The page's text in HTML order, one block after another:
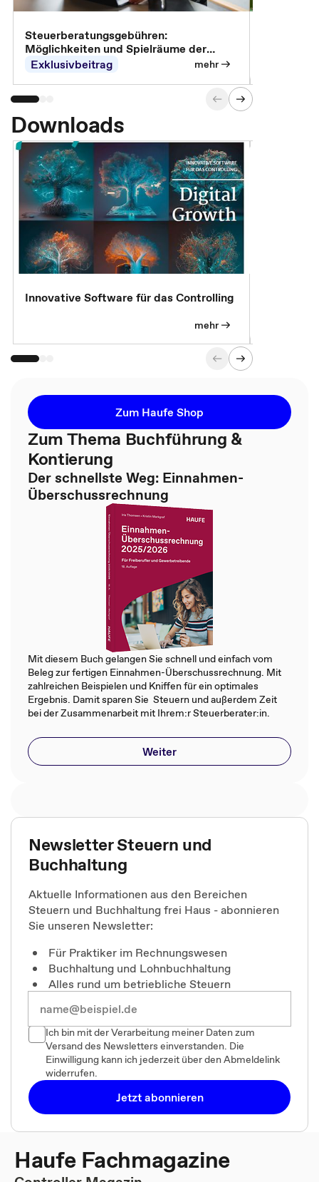
Steuerberatungsgebühren:
Möglichkeiten und Spielräume der
Abrechnung
Exklusivbeitrag mehr
Downloads
Innovative Software für das Controlling
mehr
Zum Haufe Shop
Zum Thema Buchführung &
Kontierung
Der schnellste Weg: Einnahmen-
Überschussrechnung
Mit diesem Buch gelangen Sie schnell und einfach vom
Beleg zur fertigen Einnahmen-Überschussrechnung. Mit
zahlreichen Beispielen und Kniffen für ein optimales
Ergebnis. Damit sparen Sie Steuern und außerdem Zeit
bei der Zusammenarbeit mit Ihrem:r Steuerberater:in.
Weiter
Newsletter Steuern und
Buchhaltung
Aktuelle Informationen aus den Bereichen
Steuern und Buchhaltung frei Haus - abonnieren
Sie unseren Newsletter:
Für Praktiker im Rechnungswesen
Buchhaltung und Lohnbuchhaltung
Alles rund um betriebliche Steuern
Ich bin mit der Verarbeitung meiner Daten zum
Versand des Newsletters einverstanden. Die
Einwilligung kann ich jederzeit über den Abmeldelink
widerrufen.
Jetzt abonnieren
Haufe Fachmagazine